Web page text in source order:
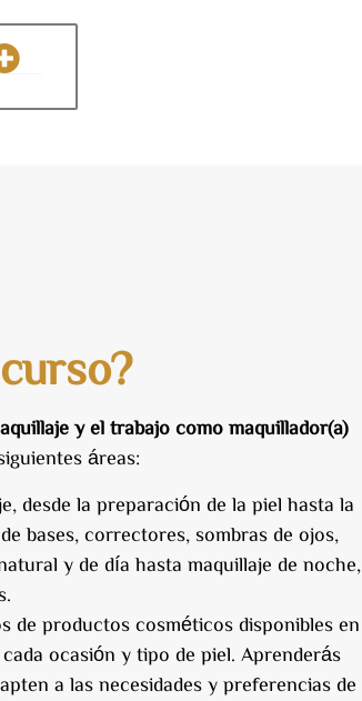
y el trabajo como maquillador(a)
áreas:
desde la preparación de la piel hasta la
bases, correctores, sombras de ojos,
y de día hasta maquillaje de noche,
de productos cosméticos disponibles en
ocasión y tipo de piel. Aprenderás
a las necesidades y preferencias de